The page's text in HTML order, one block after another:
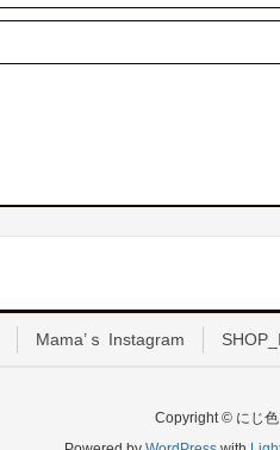
Mama’ｓ Instagram
Copyright © にじ